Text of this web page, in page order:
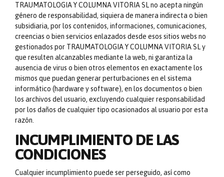
TRAUMATOLOGIA Y COLUMNA VITORIA SL no acepta ningún
género de responsabilidad, siquiera de manera indirecta o bien
subsidiaria, por los contenidos, informaciones, comunicaciones,
creencias o bien servicios enlazados desde esos sitios webs no
gestionados por TRAUMATOLOGIA Y COLUMNA VITORIA SL y
que resulten alcanzables mediante la web, ni garantiza la
ausencia de virus o bien otros elementos en exactamente los
mismos que puedan generar perturbaciones en el sistema
informático (hardware y software), en los documentos o bien
los archivos del usuario, excluyendo cualquier responsabilidad
por los daños de cualquier tipo ocasionados al usuario por esta
razón.
INCUMPLIMIENTO DE LAS
CONDICIONES
Cualquier incumplimiento puede ser perseguido, así como